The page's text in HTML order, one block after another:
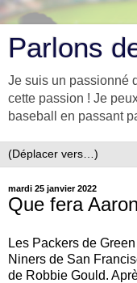
Parlons
Je suis un passionné
cette passion ! Je
baseball en passant
mardi 25 janvier 2022
Que fera
Les Packers de
Niners de San
de Robbie Gould.